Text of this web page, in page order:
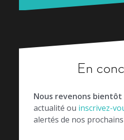
En
Nous revenons bientôt
actualité ou inscrivez-
alertés de nos